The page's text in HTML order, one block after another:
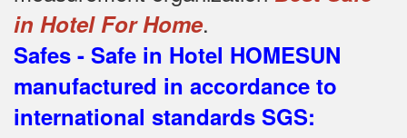
in Hotel For Home.
Safes - Safe in Hotel HOMESUN
manufactured in accordance to
international standards SGS: